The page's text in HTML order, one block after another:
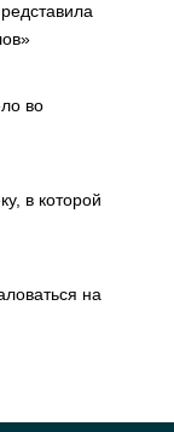
во
в которой
на